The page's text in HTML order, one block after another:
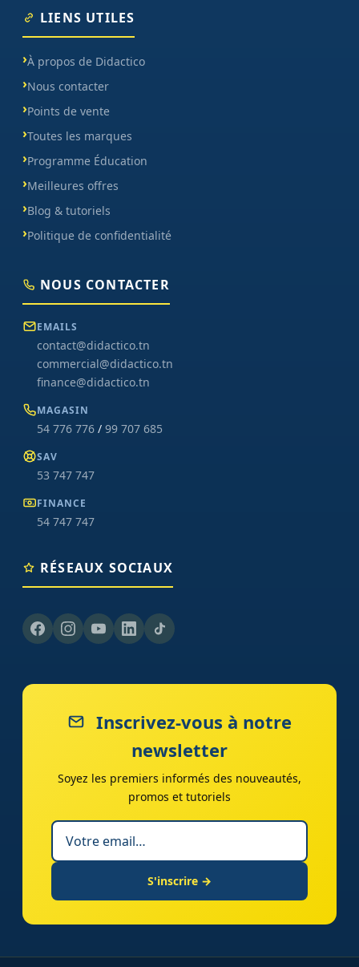
LIENS UTILES
À propos de Didactico
Nous contacter
Points de vente
Toutes les marques
Programme Éducation
Meilleures offres
Blog & tutoriels
Politique de confidentialité
NOUS CONTACTER
EMAILS
contact@didactico.tn
commercial@didactico.tn
finance@didactico.tn
MAGASIN
54 776 776 / 99 707 685
SAV
53 747 747
FINANCE
54 747 747
RÉSEAUX SOCIAUX
Inscrivez-vous à notre
newsletter
Soyez les premiers informés des nouveautés,
promos et tutoriels
S'inscrire →